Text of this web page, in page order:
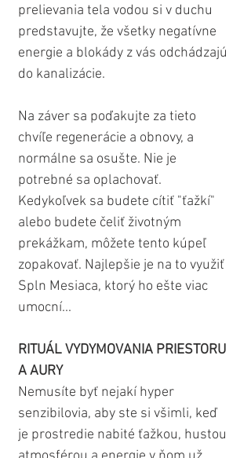
prelievania tela vodou si v duchu
predstavujte, že všetky negatívne
energie a blokády z vás odchádzajú
do kanalizácie.
Na záver sa poďakujte za tieto
chvíľe regenerácie a obnovy, a
normálne sa osušte. Nie je
potrebné sa oplachovať.
Kedykoľvek sa budete cítiť "ťažkí"
alebo budete čeliť životným
prekážkam, môžete tento kúpeľ
zopakovať. Najlepšie je na to využiť
Spln Mesiaca, ktorý ho ešte viac
umocní...
RITUÁL VYDYMOVANIA PRIESTORU
A AURY
Nemusíte byť nejakí hyper
senzibilovia, aby ste si všimli, keď
je prostredie nabité ťažkou, hustou